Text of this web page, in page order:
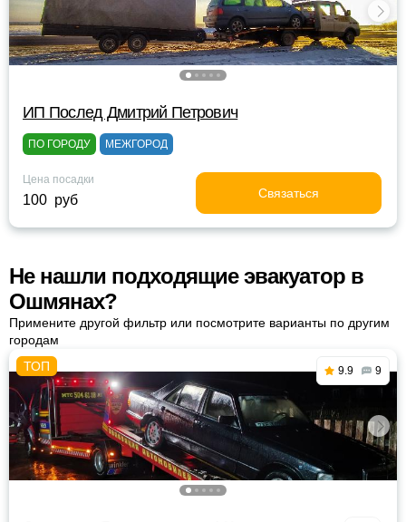
ИП Послед Дмитрий Петрович
ПО ГОРОДУ МЕЖГОРОД
Цена посадки
100 руб Связаться
Не нашли подходящие эвакуатор в
Ошмянах?
Примените другой фильтр или посмотрите варианты по другим
городам
9.9 9